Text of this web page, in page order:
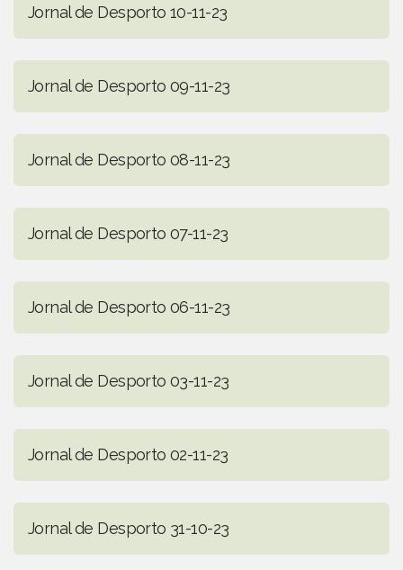
Jornal de Desporto 10-11-23
Jornal de Desporto 09-11-23
Jornal de Desporto 08-11-23
Jornal de Desporto 07-11-23
Jornal de Desporto 06-11-23
Jornal de Desporto 03-11-23
Jornal de Desporto 02-11-23
Jornal de Desporto 31-10-23